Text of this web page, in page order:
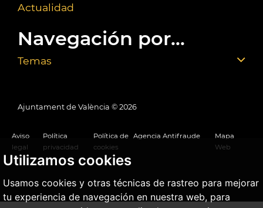
Utilizamos cookies
Usamos cookies y otras técnicas de rastreo para mejorar
tu experiencia de navegación en nuestra web, para
Actualidad
Navegación por...
Temas
Ajuntament de València © 2026
Aviso
legal
Política
privacidad
Política de
cookies
Agencia Antifraude
Mapa
Web